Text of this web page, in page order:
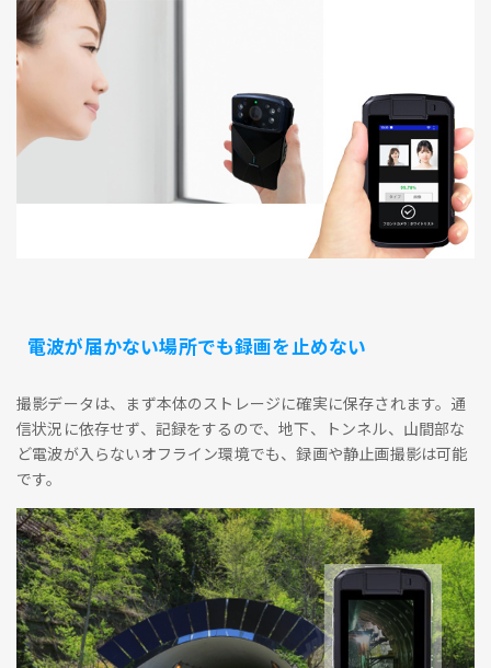
電波が届かない場所でも録画を止めない
撮影データは、まず本体のストレージに確実に保存されます。通
信状況に依存せず、記録をするので、地下、トンネル、山間部な
ど電波が入らないオフライン環境でも、録画や静止画撮影は可能
です。